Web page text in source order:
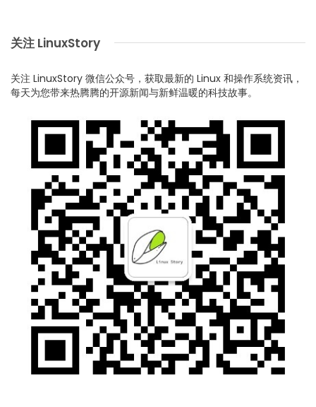
关注 LinuxStory
关注 LinuxStory 微信公众号，获取最新的 Linux 和操作系统资讯，
每天为您带来热腾腾的开源新闻与新鲜温暖的科技故事。